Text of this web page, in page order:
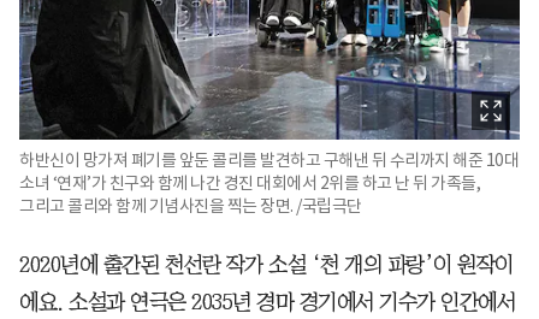
하반신이 망가져 폐기를 앞둔 콜리를 발견하고 구해낸 뒤 수리까지 해준 10대
소녀 ‘연재’가 친구와 함께 나간 경진 대회에서 2위를 하고 난 뒤 가족들,
그리고 콜리와 함께 기념사진을 찍는 장면. /국립극단
2020년에 출간된 천선란 작가 소설 ‘천 개의 파랑’이 원작이
에요. 소설과 연극은 2035년 경마 경기에서 기수가 인간에서